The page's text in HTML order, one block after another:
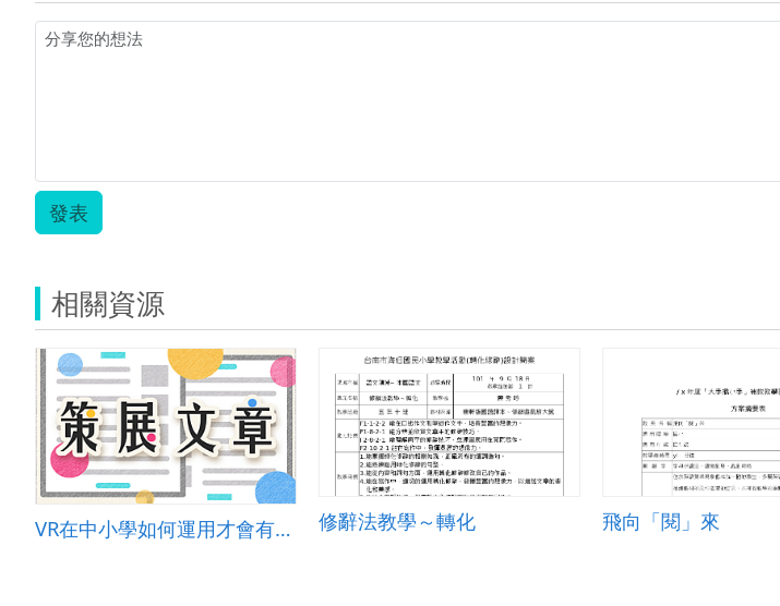
發表
相關資源
VR在中小學如何運用才會有效教學 修辭法教學～轉化 飛向「閱」來